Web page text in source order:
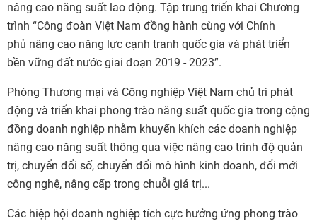
nâng cao năng suất lao động. Tập trung triển khai Chương
trình “Công đoàn Việt Nam đồng hành cùng với Chính
phủ nâng cao năng lực cạnh tranh quốc gia và phát triển
bền vững đất nước giai đoạn 2019 - 2023”.
Phòng Thương mại và Công nghiệp Việt Nam chủ trì phát
động và triển khai phong trào năng suất quốc gia trong cộng
đồng doanh nghiệp nhằm khuyến khích các doanh nghiệp
nâng cao năng suất thông qua việc nâng cao trình độ quản
trị, chuyển đổi số, chuyển đổi mô hình kinh doanh, đổi mới
công nghệ, nâng cấp trong chuỗi giá trị...
Các hiệp hội doanh nghiệp tích cực hưởng ứng phong trào